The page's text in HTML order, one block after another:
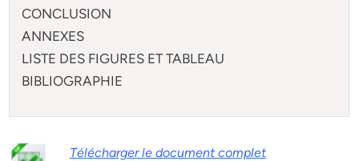
CONCLUSION
ANNEXES
LISTE DES FIGURES ET TABLEAU
BIBLIOGRAPHIE
Télécharger le document complet